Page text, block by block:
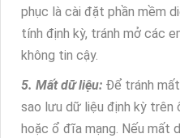
phục là cài đặt phần mềm
tính định kỳ, tránh mở các
không tin cậy.
5. Mất dữ liệu: Để tránh
sao lưu dữ liệu định kỳ trên
hoặc ổ đĩa mạng. Nếu mất